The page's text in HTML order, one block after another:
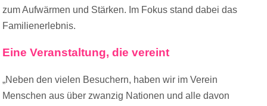
zum Aufwärmen und Stärken. Im Fokus stand dabei das
Familienerlebnis.
Eine Veranstaltung, die vereint
„Neben den vielen Besuchern, haben wir im Verein
Menschen aus über zwanzig Nationen und alle davon